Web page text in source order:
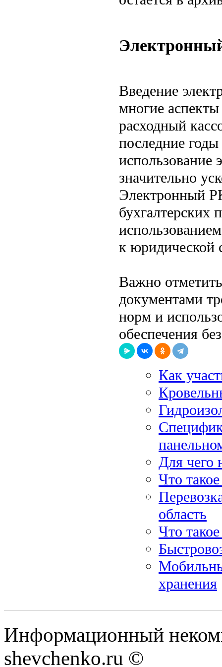
Введение
многие аспекты
расходный
последние
использование
значительно
Электронный
бухгалтерских
к юридической
Важно
документами
норм и
обеспечения
Как
Для чего
Что
область
Что
хранения
Информационный
shevchenko.ru ©